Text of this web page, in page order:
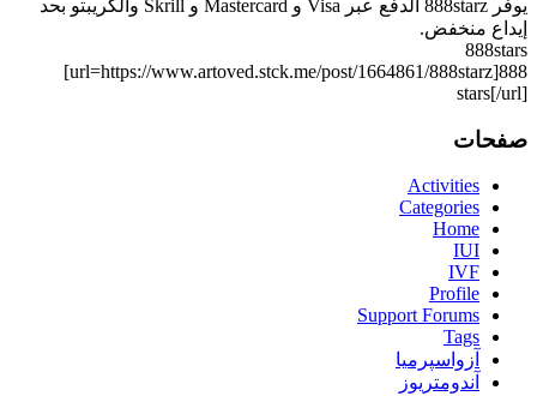
يوفر 888starz الدفع عبر Visa و Mastercard و Skrill والكريبتو بحد
إيداع منخفض.
888stars
[url=https://www.artoved.stck.me/post/1664861/888starz]888
stars[/url]
صفحات
Activities
Categories
Home
IUI
IVF
Profile
Support Forums
Tags
آزواسپرمیا
آندومتریوز